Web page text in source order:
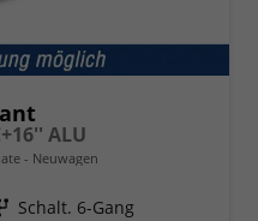
ALU
Neuwagen
Getriebe Schalt. 6-Gang